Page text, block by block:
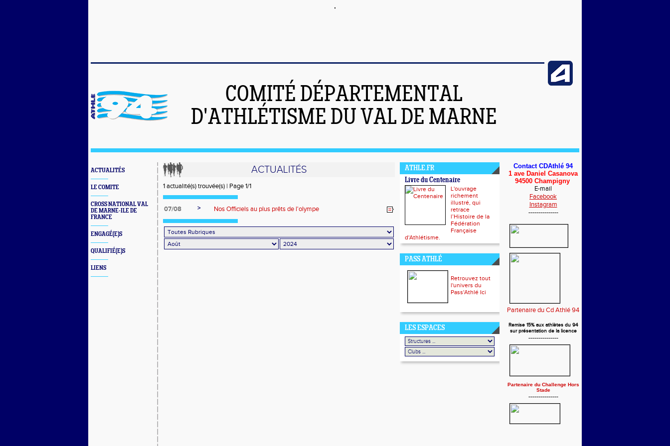
COMITÉ DÉPARTEMENTAL
D'ATHLÉTISME DU VAL DE MARNE
ACTUALITÉS
LE COMITE
CROSS NATIONAL VAL
DE MARNE-ILE DE
FRANCE
ENGAGÉ(E)S
QUALIFIÉ(E)S
LIENS
ACTUALITÉS
1 actualité(s) trouvée(s) | Page 1/1
07/08 > Nos Officiels au plus prêts de l'olympe
ATHLE.FR
Livre du Centenaire
L'ouvrage
richement
illustré, qui
retrace
l’Histoire de la
Fédération
Française
d'Athlétisme.
PASS ATHLÉ
Retrouvez tout
l'univers du
Pass'Athlé Ici
LES ESPACES
Contact CDAthlé 94
1 ave Daniel Casanova
94500 Champigny
E-mail
Facebook
Instagram
---------------
Partenaire du Cd Athlé 94
Remise 15% aux athlètes du 94
sur présentation de la licence
---------------
Partenaire du Challenge Hors
Stade
---------------